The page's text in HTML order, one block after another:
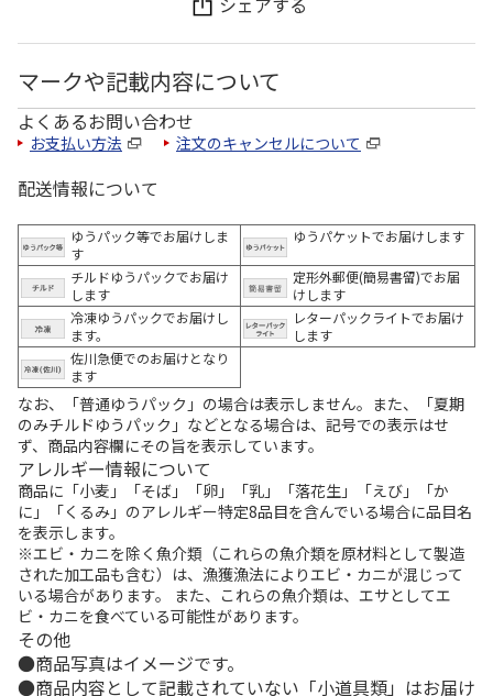
マークや記載内容について
よくあるお問い合わせ
お支払い方法 注文のキャンセルについて
配送情報について
ゆうパック等でお届けしま
す
ゆうパケットでお届けします
チルドゆうパックでお届け
します
定形外郵便(簡易書留)でお届
けします
冷凍ゆうパックでお届けし
ます。
レターパックライトでお届け
します
佐川急便でのお届けとなり
ます
なお、「普通ゆうパック」の場合は表示しません。また、「夏期
のみチルドゆうパック」などとなる場合は、記号での表示はせ
ず、商品内容欄にその旨を表示しています。
アレルギー情報について
商品に「小麦」「そば」「卵」「乳」「落花生」「えび」「か
に」「くるみ」のアレルギー特定8品目を含んでいる場合に品目名
を表示します。
※エビ・カニを除く魚介類（これらの魚介類を原材料として製造
された加工品も含む）は、漁獲漁法によりエビ・カニが混じって
いる場合があります。 また、これらの魚介類は、エサとしてエ
ビ・カニを食べている可能性があります。
その他
商品写真はイメージです。
商品内容として記載されていない「小道具類」はお届け